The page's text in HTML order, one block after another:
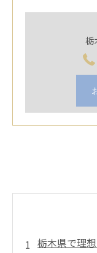
栃
栃木県で理